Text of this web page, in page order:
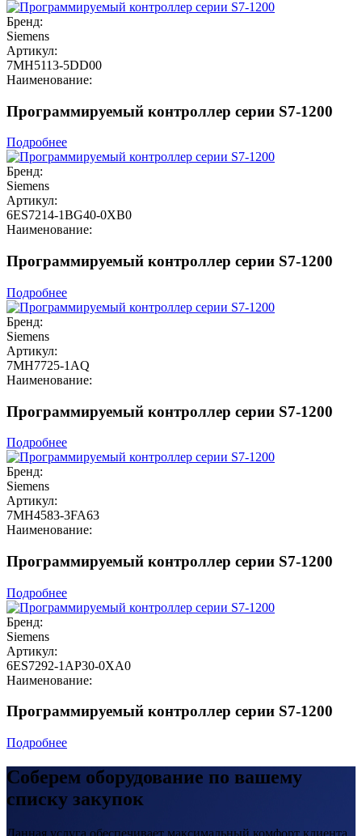
Бренд:
Siemens
Артикул:
7MH5113-5DD00
Наименование:
Программируемый контроллер серии S7-1200
Подробнее
Бренд:
Siemens
Артикул:
6ES7214-1BG40-0XB0
Наименование:
Программируемый контроллер серии S7-1200
Подробнее
Бренд:
Siemens
Артикул:
7MH7725-1AQ
Наименование:
Программируемый контроллер серии S7-1200
Подробнее
Бренд:
Siemens
Артикул:
7MH4583-3FA63
Наименование:
Программируемый контроллер серии S7-1200
Подробнее
Бренд:
Siemens
Артикул:
6ES7292-1AP30-0XA0
Наименование:
Программируемый контроллер серии S7-1200
Подробнее
Соберем оборудование по вашему
списку закупок
Данная услуга обеспечивает максимальный комфорт клиента.